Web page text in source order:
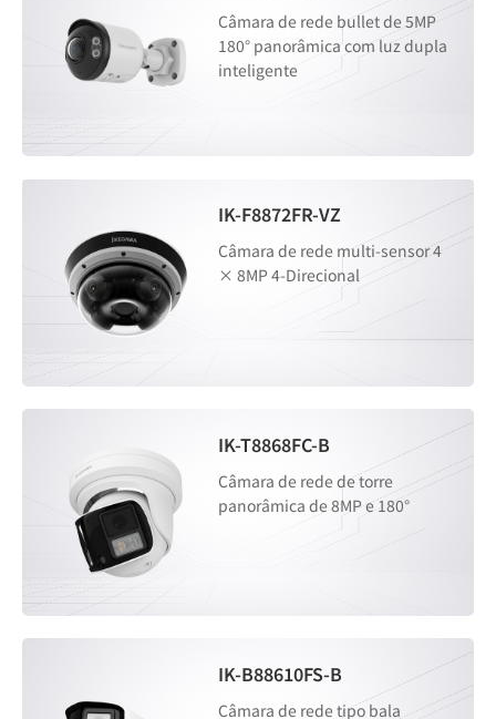
Câmara de rede bullet de 5MP
180° panorâmica com luz dupla
inteligente
IK-F8872FR-VZ
Câmara de rede multi-sensor 4
× 8MP 4-Direcional
IK-T8868FC-B
Câmara de rede de torre
panorâmica de 8MP e 180°
IK-B88610FS-B
Câmara de rede tipo bala